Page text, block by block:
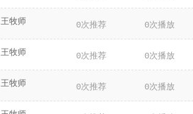
王牧师 0次推荐 0次播放
王牧师 0次推荐 0次播放
王牧师 0次推荐 0次播放